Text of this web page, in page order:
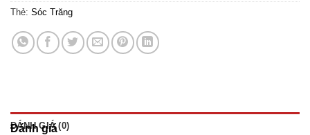
Thẻ: Sóc Trăng
ĐÁNH GIÁ (0)
Đánh giá